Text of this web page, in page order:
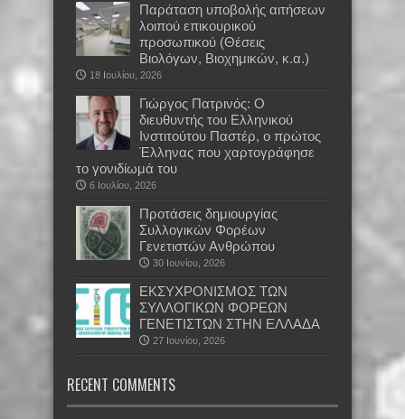
Παράταση υποβολής αιτήσεων
λοιπού επικουρικού
προσωπικού (Θέσεις
Βιολόγων, Βιοχημικών, κ.α.)
18 Ιουλίου, 2026
Γιώργος Πατρινός: Ο
διευθυντής του Ελληνικού
Ινστιτούτου Παστέρ, ο πρώτος
Έλληνας που χαρτογράφησε
το γονιδίωμά του
6 Ιουλίου, 2026
Προτάσεις δημιουργίας
Συλλογικών Φορέων
Γενετιστών Ανθρώπου
30 Ιουνίου, 2026
EKΣΥΧΡΟΝΙΣΜΟΣ ΤΩΝ
ΣΥΛΛΟΓΙΚΩΝ ΦΟΡΕΩΝ
ΓΕΝΕΤΙΣΤΩΝ ΣΤΗΝ ΕΛΛΑΔΑ
27 Ιουνίου, 2026
RECENT COMMENTS